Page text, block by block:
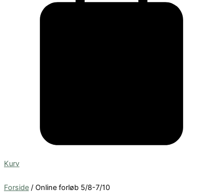
Kurv
Forside / Online forløb 5/8-7/10